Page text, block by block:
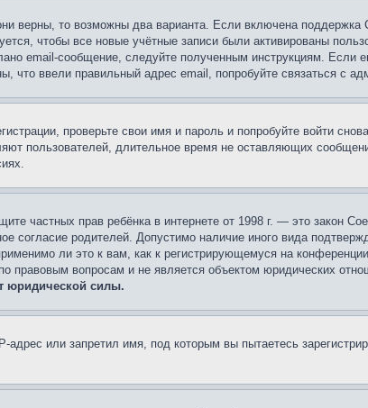
верны, то возможны два варианта. Если включена поддержка
чтобы все новые учётные записи были активированы
email-сообщение, следуйте полученным инструкциям.
что ввели правильный адрес email, попробуйте связаться с
проверьте свои имя и пароль и попробуйте войти
пользователей, длительное время не оставляющих
частных прав ребёнка в интернете от 1998 г. — это закон
согласие родителей. Допустимо наличие иного вида
ли это к вам, как к регистрирующемуся на
правовым вопросам и не является объектом юридических
юридической силы.
или запретил имя, под которым вы пытаетесь